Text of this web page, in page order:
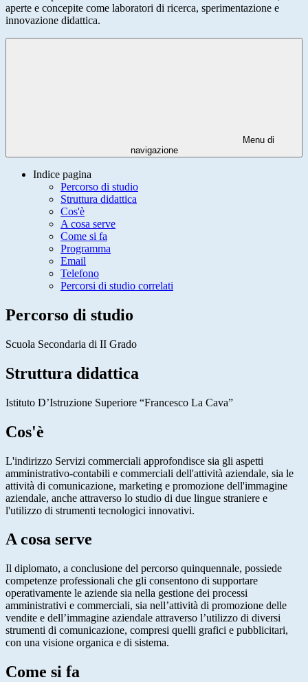
aperte e concepite come laboratori di ricerca, sperimentazione e
innovazione didattica.
Menu di
navigazione
Indice pagina
Percorso di studio
Struttura didattica
Cos'è
A cosa serve
Come si fa
Programma
Email
Telefono
Percorsi di studio correlati
Percorso di studio
Scuola Secondaria di II Grado
Struttura didattica
Istituto D’Istruzione Superiore “Francesco La Cava”
Cos'è
L'indirizzo Servizi commerciali approfondisce sia gli aspetti
amministrativo-contabili e commerciali dell'attività aziendale, sia le
attività di comunicazione, marketing e promozione dell'immagine
aziendale, anche attraverso lo studio di due lingue straniere e
l'utilizzo di strumenti tecnologici innovativi.
A cosa serve
Il diplomato, a conclusione del percorso quinquennale, possiede
competenze professionali che gli consentono di supportare
operativamente le aziende sia nella gestione dei processi
amministrativi e commerciali, sia nell’attività di promozione delle
vendite e dell’immagine aziendale attraverso l’utilizzo di diversi
strumenti di comunicazione, compresi quelli grafici e pubblicitari,
con una visione organica e di sistema.
Come si fa